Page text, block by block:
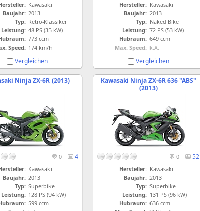
Kawasaki
Baujahr: 2013
Typ: Retro-Klassiker
Leistung: 48 PS (35 kW)
773 ccm
Speed: 174 km/h
Vergleichen
Hersteller: Kawasaki
Baujahr: 2013
Typ: Naked Bike
Leistung: 72 PS (53 kW)
Hubraum: 649 ccm
Max. Speed: k.A.
Vergleichen
Ninja ZX-6R (2013)
4
0
Kawasaki
Baujahr: 2013
Typ: Superbike
Leistung: 128 PS (94 kW)
599 ccm
Kawasaki Ninja ZX-6R 636 "ABS"
(2013)
52
0
Hersteller: Kawasaki
Baujahr: 2013
Typ: Superbike
Leistung: 131 PS (96 kW)
Hubraum: 636 ccm